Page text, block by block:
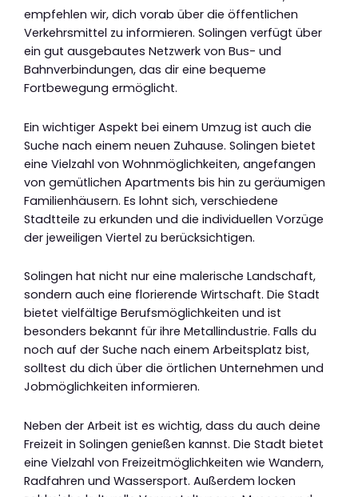
empfehlen wir, dich vorab über die öffentlichen
Verkehrsmittel zu informieren. Solingen verfügt über
ein gut ausgebautes Netzwerk von Bus- und
Bahnverbindungen, das dir eine bequeme
Fortbewegung ermöglicht.
Ein wichtiger Aspekt bei einem Umzug ist auch die
Suche nach einem neuen Zuhause. Solingen bietet
eine Vielzahl von Wohnmöglichkeiten, angefangen
von gemütlichen Apartments bis hin zu geräumigen
Familienhäusern. Es lohnt sich, verschiedene
Stadtteile zu erkunden und die individuellen Vorzüge
der jeweiligen Viertel zu berücksichtigen.
Solingen hat nicht nur eine malerische Landschaft,
sondern auch eine florierende Wirtschaft. Die Stadt
bietet vielfältige Berufsmöglichkeiten und ist
besonders bekannt für ihre Metallindustrie. Falls du
noch auf der Suche nach einem Arbeitsplatz bist,
solltest du dich über die örtlichen Unternehmen und
Jobmöglichkeiten informieren.
Neben der Arbeit ist es wichtig, dass du auch deine
Freizeit in Solingen genießen kannst. Die Stadt bietet
eine Vielzahl von Freizeitmöglichkeiten wie Wandern,
Radfahren und Wassersport. Außerdem locken